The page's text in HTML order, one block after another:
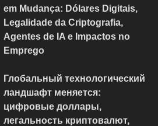
em Mudança: Dólares Digitais,
Legalidade da Criptografia,
Agentes de IA e Impactos no
Emprego
Глобальный технологический
ландшафт меняется:
цифровые доллары,
легальность криптовалют,